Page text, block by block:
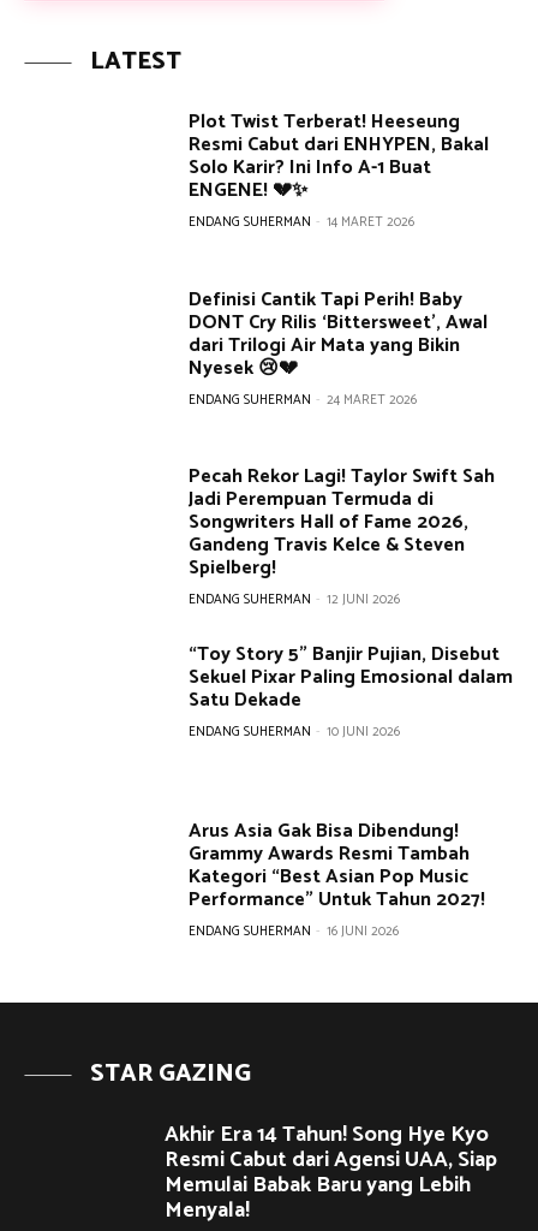
LATEST
Plot Twist Terberat! Heeseung
Resmi Cabut dari ENHYPEN, Bakal
Solo Karir? Ini Info A-1 Buat
ENGENE! 💔✨
ENDANG SUHERMAN - 14 MARET 2026
Definisi Cantik Tapi Perih! Baby
DONT Cry Rilis ‘Bittersweet’, Awal
dari Trilogi Air Mata yang Bikin
Nyesek 😢💔
ENDANG SUHERMAN - 24 MARET 2026
Pecah Rekor Lagi! Taylor Swift Sah
Jadi Perempuan Termuda di
Songwriters Hall of Fame 2026,
Gandeng Travis Kelce & Steven
Spielberg!
ENDANG SUHERMAN - 12 JUNI 2026
“Toy Story 5” Banjir Pujian, Disebut
Sekuel Pixar Paling Emosional dalam
Satu Dekade
ENDANG SUHERMAN - 10 JUNI 2026
Arus Asia Gak Bisa Dibendung!
Grammy Awards Resmi Tambah
Kategori “Best Asian Pop Music
Performance” Untuk Tahun 2027!
ENDANG SUHERMAN - 16 JUNI 2026
STAR GAZING
Akhir Era 14 Tahun! Song Hye Kyo
Resmi Cabut dari Agensi UAA, Siap
Memulai Babak Baru yang Lebih
Menyala!